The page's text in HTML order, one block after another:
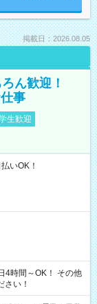
掲載日：2026.08.05
ん歓迎！
事
生歓迎
いOK！
OK！ その他
さい！